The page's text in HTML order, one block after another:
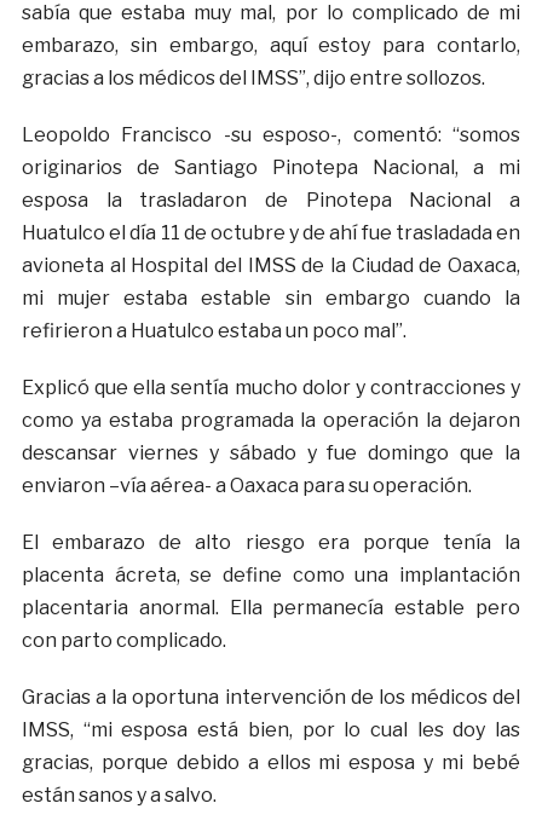
sabía que estaba muy mal, por lo complicado de mi
embarazo, sin embargo, aquí estoy para contarlo,
gracias a los médicos del IMSS”, dijo entre sollozos.
Leopoldo Francisco -su esposo-, comentó: “somos
originarios de Santiago Pinotepa Nacional, a mi
esposa la trasladaron de Pinotepa Nacional a
Huatulco el día 11 de octubre y de ahí fue trasladada en
avioneta al Hospital del IMSS de la Ciudad de Oaxaca,
mi mujer estaba estable sin embargo cuando la
refirieron a Huatulco estaba un poco mal”.
Explicó que ella sentía mucho dolor y contracciones y
como ya estaba programada la operación la dejaron
descansar viernes y sábado y fue domingo que la
enviaron –vía aérea- a Oaxaca para su operación.
El embarazo de alto riesgo era porque tenía la
placenta ácreta, se define como una implantación
placentaria anormal. Ella permanecía estable pero
con parto complicado.
Gracias a la oportuna intervención de los médicos del
IMSS, “mi esposa está bien, por lo cual les doy las
gracias, porque debido a ellos mi esposa y mi bebé
están sanos y a salvo.